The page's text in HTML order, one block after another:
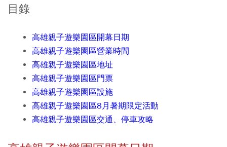
目錄
高雄親子遊樂園區開幕日期
高雄親子遊樂園區營業時間
高雄親子遊樂園區地址
高雄親子遊樂園區門票
高雄親子遊樂園區設施
高雄親子遊樂園區8月暑期限定活動
高雄親子遊樂園區交通、停車攻略